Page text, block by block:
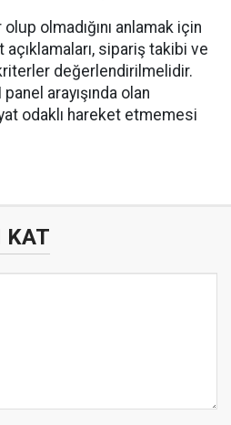
olmadığını anlamak için
sipariş takibi ve
değerlendirilmelidir.
arayışında olan
odaklı hareket etmemesi
KAT